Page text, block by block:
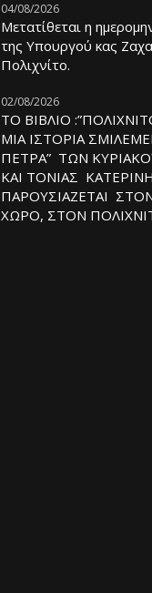
04/08/2026
Μετατίθεται η
της Υπουργού κας
Πολιχνίτο.
02/08/2026
ΤΟ ΒΙΒΛΙΟ
ΜΙΑ ΙΣΤΟΡΙΑ
ΠΕΤΡΑ” ΤΩΝ
ΚΑΙ ΤΟΝΙΑΣ ΚΑΤΕΡΙΝΗ
ΠΑΡΟΥΣΙΑΖΕΤΑΙ
ΧΩΡΟ, ΣΤΟΝ